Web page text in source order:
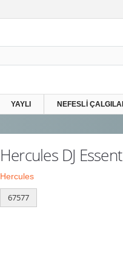
YAYLI NEFESLI
Hercules DJ
Hercules
67577